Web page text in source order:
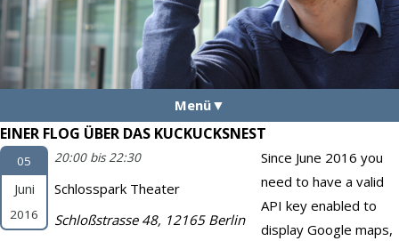
Menü
Aktuelles
EINER FLOG ÜBER DAS KUCKUCKSNEST
05
Juni
2016
Since June 2016 you
need to have a valid
API key enabled to
display Google maps,
20:00 bis 22:30
Schlosspark Theater
Schloßstrasse 48, 12165 Berlin